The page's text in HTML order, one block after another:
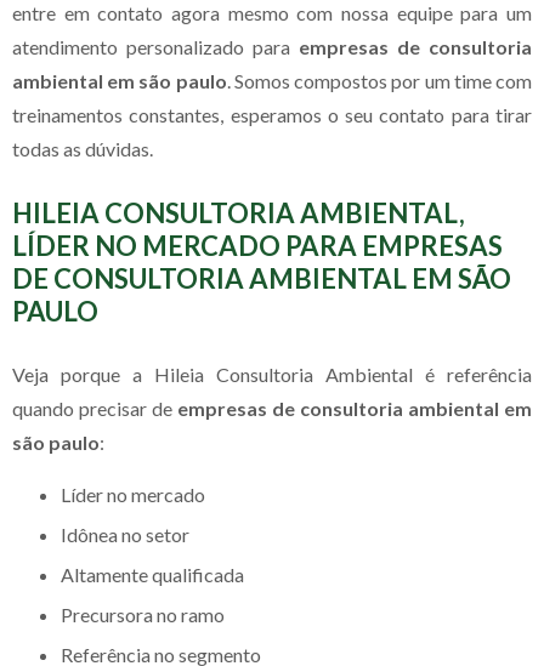
entre em contato agora mesmo com nossa equipe para um
atendimento personalizado para empresas de consultoria
ambiental em são paulo. Somos compostos por um time com
treinamentos constantes, esperamos o seu contato para tirar
todas as dúvidas.
HILEIA CONSULTORIA AMBIENTAL,
LÍDER NO MERCADO PARA EMPRESAS
DE CONSULTORIA AMBIENTAL EM SÃO
PAULO
Veja porque a Hileia Consultoria Ambiental é referência
quando precisar de empresas de consultoria ambiental em
são paulo:
líder no mercado
idônea no setor
altamente qualificada
precursora no ramo
referência no segmento